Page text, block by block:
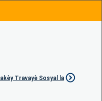
Travayè Sosyal la